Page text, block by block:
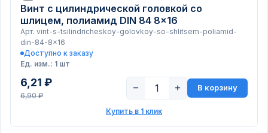
Винт с цилиндрической головкой со
шлицем, полиамид DIN 84 8x16
Арт. vint-s-tsilindricheskoy-golovkoy-so-shlitsem-poliamid-
din-84-8x16
Доступно к заказу
Ед. изм.: 1 шт
6,21 ₽
6,90 ₽
− + В корзину
Купить в 1 клик